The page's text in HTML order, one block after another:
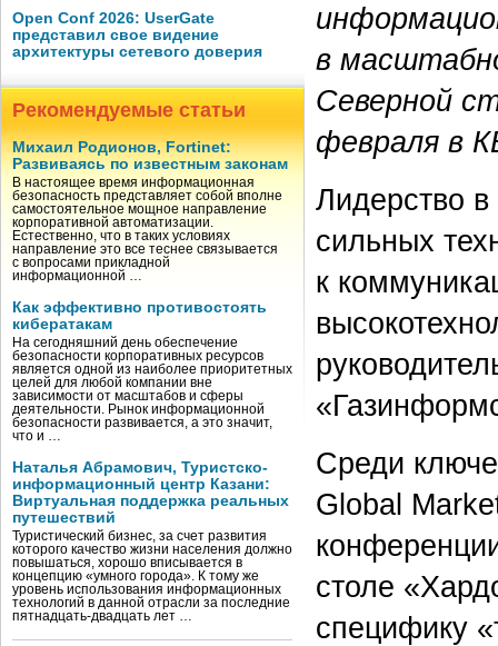
Open Conf 2026: UserGate
представил свое видение
архитектуры сетевого доверия
Рекомендуемые статьи
Михаил Родионов, Fortinet:
Развиваясь по известным законам
В настоящее время информационная
безопасность представляет собой вполне
самостоятельное мощное направление
корпоративной автоматизации.
Естественно, что в таких условиях
направление это все теснее связывается
с вопросами прикладной
информационной …
Как эффективно противостоять
кибератакам
На сегодняшний день обеспечение
безопасности корпоративных ресурсов
является одной из наиболее приоритетных
целей для любой компании вне
зависимости от масштабов и сферы
деятельности. Рынок информационной
безопасности развивается, а это значит,
что и …
Наталья Абрамович, Туристско-
информационный центр Казани:
Виртуальная поддержка реальных
путешествий
Туристический бизнес, за счет развития
которого качество жизни населения должно
повышаться, хорошо вписывается в
концепцию «умного города». К тому же
уровень использования информационных
технологий в данной отрасли за последние
пятнадцать-двадцать лет …
в
Северной
февраля в
Лидерство в
сильных
к
Среди
Global
столе
специфику